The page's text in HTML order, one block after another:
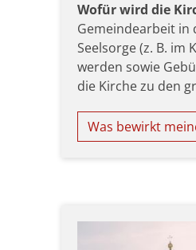
Wofür wird die
Gemeindearbeit in
Seelsorge (z. B. im
werden sowie
die Kirche zu den
Was bewirkt